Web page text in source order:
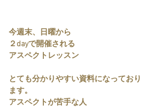
今週末、日曜から
２dayで開催される
アスペクトレッスン
とても分かりやすい資料になっており
ます。
アスペクトが苦手な人